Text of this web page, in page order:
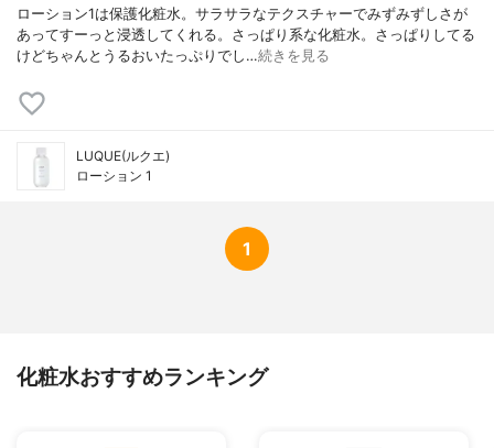
ローション1は保護化粧水。サラサラなテクスチャーでみずみずしさが
あってすーっと浸透してくれる。さっぱり系な化粧水。さっぱりしてる
けどちゃんとうるおいたっぷりでし…続きを見る
LUQUE(ルクエ)
ローション 1
1
化粧水おすすめランキング